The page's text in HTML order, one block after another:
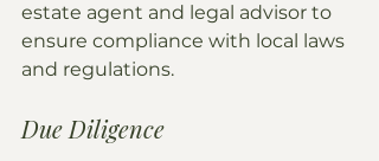
estate agent and legal advisor to
ensure compliance with local laws
and regulations.
Due Diligence